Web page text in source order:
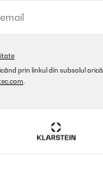
prin linkul din subsolul